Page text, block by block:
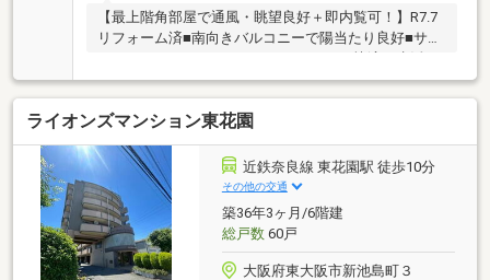
【最上階角部屋で通風・眺望良好＋即内覧可！】R7.7
リフォーム済■南向きバルコニーで陽当たり良好■サン
ルームやウォークインクローゼットなど快適な生活を
彩る充実した設備仕様が魅力
ライオンズマンション東花園
近鉄奈良線 東花園駅 徒歩10分
その他の交通
築36年3ヶ月/6階建
総戸数60戸
大阪府東大阪市新池島町３